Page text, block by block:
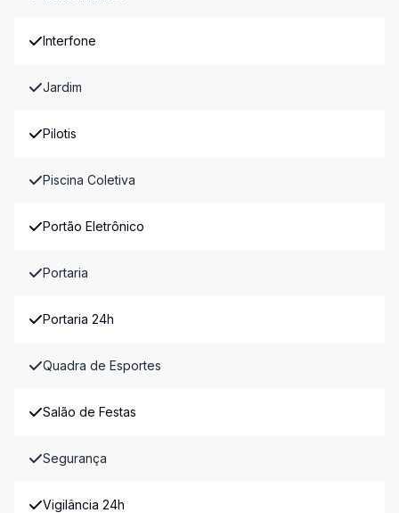
Interfone
Jardim
Pilotis
Piscina Coletiva
Portão Eletrônico
Portaria
Portaria 24h
Quadra de Esportes
Salão de Festas
Segurança
Vigilância 24h